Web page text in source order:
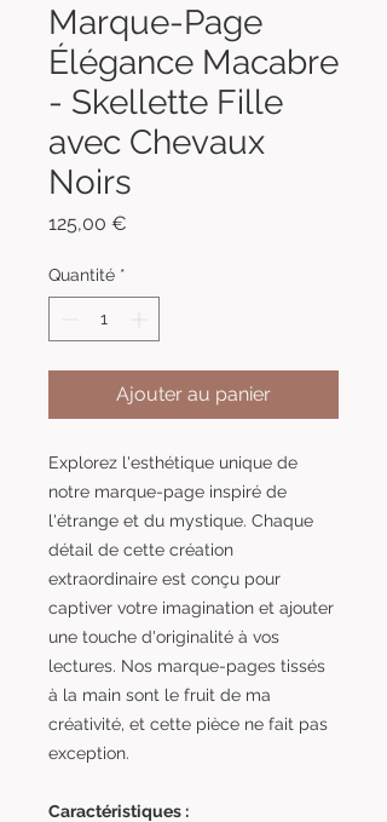
Marque-Page
Élégance Macabre
- Skellette Fille
avec Chevaux
Noirs
125,00 €
Quantité *
Ajouter au panier
Explorez l'esthétique unique de
notre marque-page inspiré de
l'étrange et du mystique. Chaque
détail de cette création
extraordinaire est conçu pour
captiver votre imagination et ajouter
une touche d'originalité à vos
lectures. Nos marque-pages tissés
à la main sont le fruit de ma
créativité, et cette pièce ne fait pas
exception.
Caractéristiques :